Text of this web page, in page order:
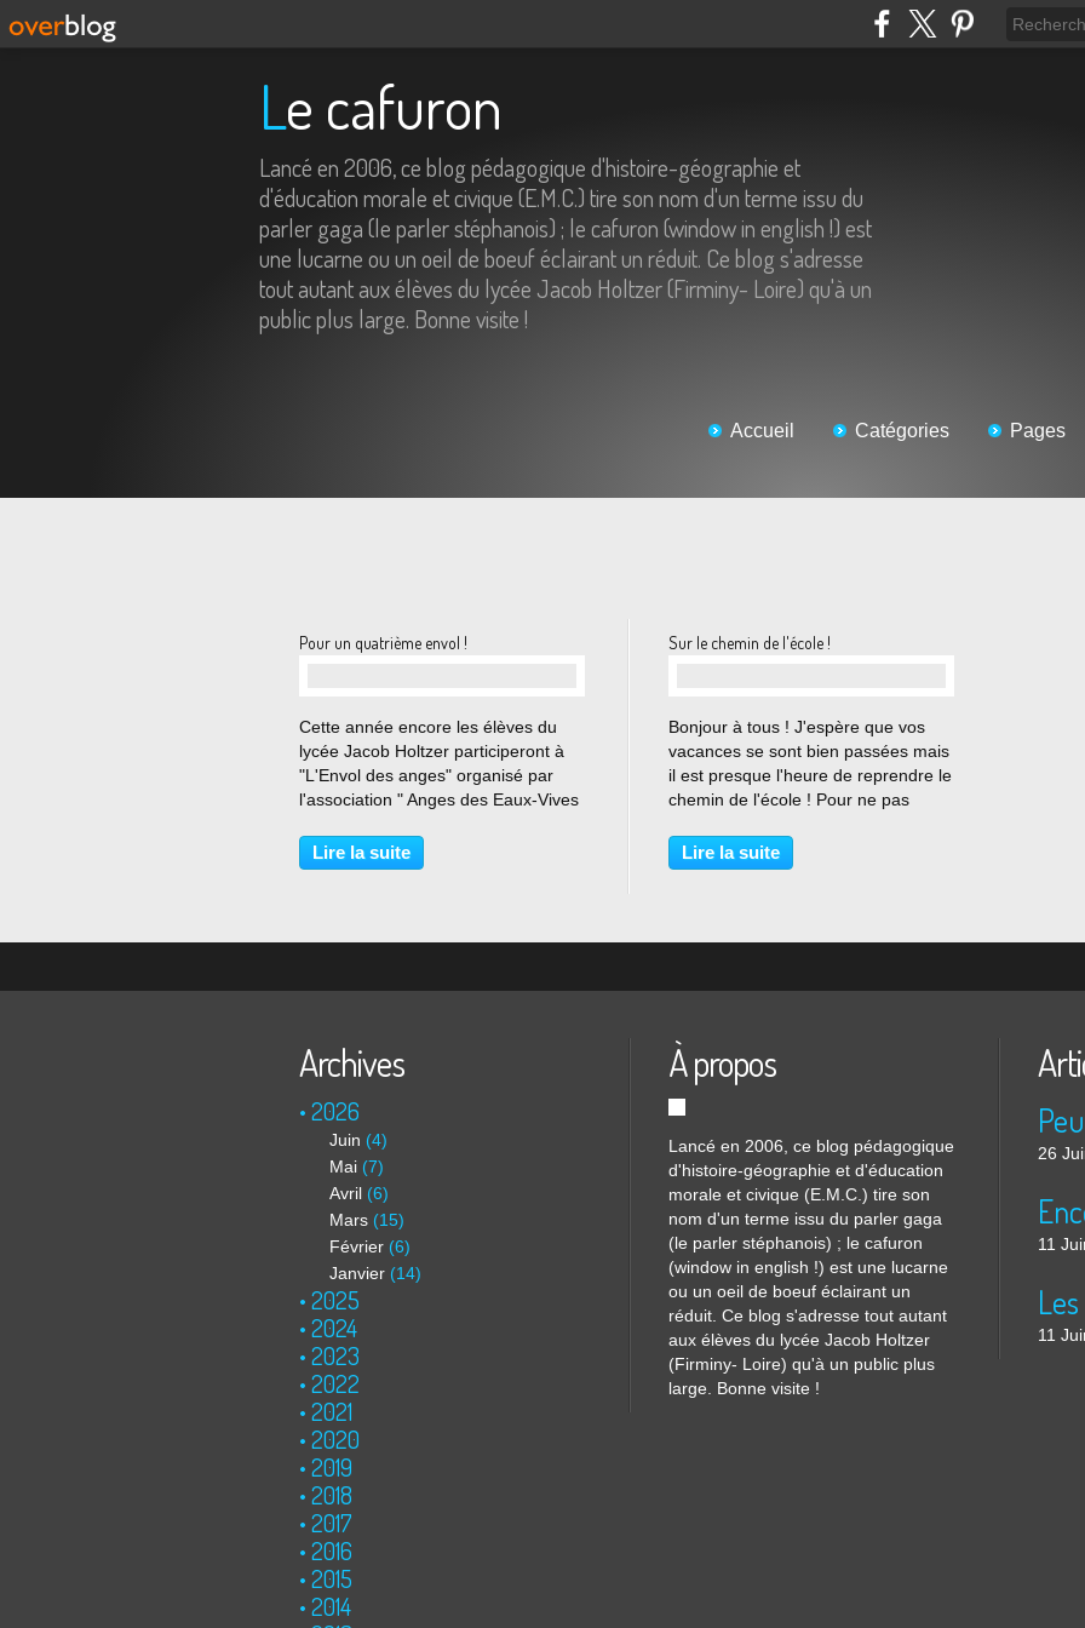
Le cafuron
Lancé en 2006, ce blog pédagogique d'histoire-géographie et
d'éducation morale et civique (E.M.C.) tire son nom d'un terme issu du
parler gaga (le parler stéphanois) ; le cafuron (window in english !) est
une lucarne ou un oeil de boeuf éclairant un réduit. Ce blog s'adresse
tout autant aux élèves du lycée Jacob Holtzer (Firminy- Loire) qu'à un
public plus large. Bonne visite !
Accueil Catégories Pages
Pour un quatrième envol !
Cette année encore les élèves du
lycée Jacob Holtzer participeront à
"L'Envol des anges" organisé par
l'association " Anges des Eaux-Vives
lieu le dimanche 13 septembre au
parc de la Pouratte (Chambon-
Lire la suite
Sur le chemin de l'école !
Bonjour à tous ! J'espère que vos
vacances se sont bien passées mais
il est presque l'heure de reprendre le
chemin de l'école ! Pour ne pas
pouvez découvrir ci-dessous le
programme de rentrée du lycée
Lire la suite
Archives
2026
Juin (4)
Mai (7)
Avril (6)
Mars (15)
Février (6)
Janvier (14)
2025
2024
2023
2022
2021
2020
2019
2018
2017
2016
2015
2014
À propos
Lancé en 2006, ce blog pédagogique
d'histoire-géographie et d'éducation
morale et civique (E.M.C.) tire son
nom d'un terme issu du parler gaga
(le parler stéphanois) ; le cafuron
(window in english !) est une lucarne
ou un oeil de boeuf éclairant un
réduit. Ce blog s'adresse tout autant
aux élèves du lycée Jacob Holtzer
(Firminy- Loire) qu'à un public plus
large. Bonne visite !
26
11
11